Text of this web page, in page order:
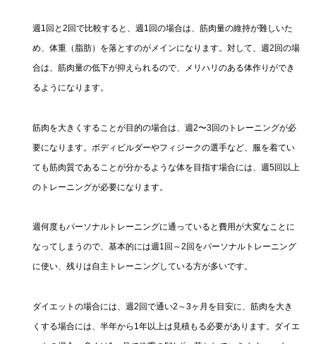
週1回と2回で比較すると、週1回の場合は、筋肉量の維持が難しいた
め、体重（脂肪）を落とすのがメインになります。対して、週2回の場
合は、筋肉量の低下が抑えられるので、メリハリのある体作りができ
るようになります。
筋肉を大きくすることが目的の場合は、週2〜3回のトレーニングが必
要になります。ボディビルダーやフィジークの選手など、服を着てい
ても筋肉質であることが分かるような体を目指す場合には、週5回以上
のトレーニングが必要になります。
週何度もパーソナルトレーニングに通っていると費用が大変なことに
なってしまうので、基本的には週1回～2回をパーソナルトレーニング
に使い、残りは自主トレーニングしている方が多いです。
ダイエットの場合には、週2回で通い2～3ヶ月を目安に、筋肉を大き
くする場合には、半年から1年以上は見積もる必要があります。ダイエ